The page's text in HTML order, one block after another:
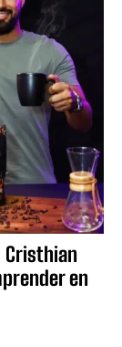
Cristhian
en